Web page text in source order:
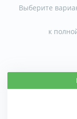
Выберите
к